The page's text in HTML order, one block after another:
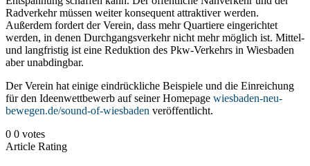
Radverkehr müssen weiter konsequent attraktiver werden.
Außerdem fordert der Verein, dass mehr Quartiere eingerichtet
werden, in denen Durchgangsverkehr nicht mehr möglich ist. Mittel-
und langfristig ist eine Reduktion des Pkw-Verkehrs in Wiesbaden
aber unabdingbar.
Der Verein hat einige eindrückliche Beispiele und die Einreichung
für den Ideenwettbewerb auf seiner Homepage wiesbaden-neu-
bewegen.de/sound-of-wiesbaden veröffentlicht.
0 0 votes
Article Rating